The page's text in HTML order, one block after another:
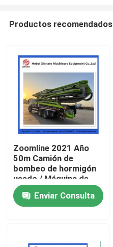
Inicio
Productos
Productos recomendados
Zoomline 2021 Año
50m Camión de
bombeo de hormigón
usado / Máquina de
segunda mano
Zoomline Mixer Truck
Enviar Consulta